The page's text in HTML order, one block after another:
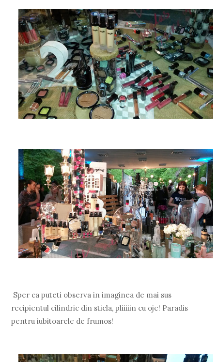
Sper ca puteti observa in imaginea de mai sus
recipientul cilindric din sticla, pliiiiin cu oje! Paradis
pentru iubitoarele de frumos!